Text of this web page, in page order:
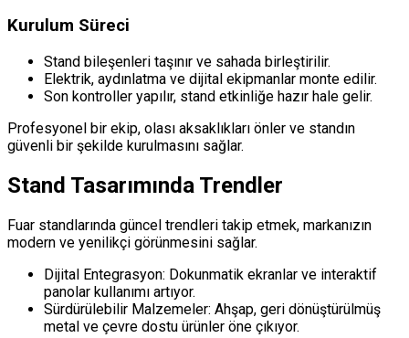
Kurulum Süreci
Stand bileşenleri taşınır ve sahada birleştirilir.
Elektrik, aydınlatma ve dijital ekipmanlar monte edilir.
Son kontroller yapılır, stand etkinliğe hazır hale gelir.
Profesyonel bir ekip, olası aksaklıkları önler ve standın
güvenli bir şekilde kurulmasını sağlar.
Stand Tasarımında Trendler
Fuar standlarında güncel trendleri takip etmek, markanızın
modern ve yenilikçi görünmesini sağlar.
Dijital Entegrasyon: Dokunmatik ekranlar ve interaktif
panolar kullanımı artıyor.
Sürdürülebilir Malzemeler: Ahşap, geri dönüştürülmüş
metal ve çevre dostu ürünler öne çıkıyor.